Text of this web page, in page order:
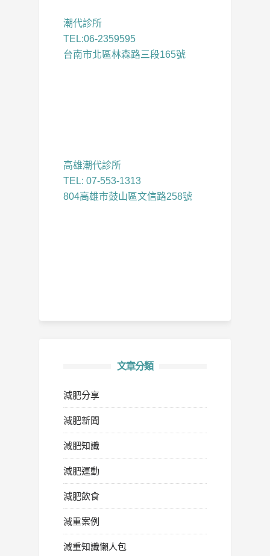
潮代診所
TEL:06-2359595
台南市北區林森路三段165號
高雄潮代診所
TEL: 07-553-1313
804高雄市鼓山區文信路258號
文章分類
減肥分享
減肥新聞
減肥知識
減肥運動
減肥飲食
減重案例
減重知識懶人包